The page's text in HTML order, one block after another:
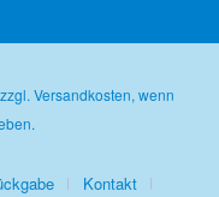
Versandkosten, wenn
Kontakt